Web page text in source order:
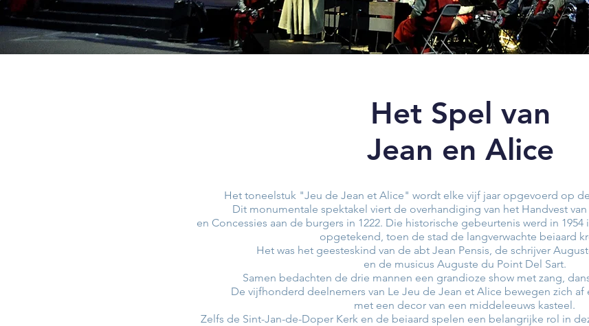
Het Spel van
Jean en Alice
Het toneelstuk "Jeu de Jean et Alice" wordt elke vijf jaar opgevoerd op
Dit monumentale spektakel viert de overhandiging van het Handvest
en Concessies aan de burgers in 1222. Die historische gebeurtenis werd in
opgetekend, toen de stad de langverwachte beiaard
Het was het geesteskind van de abt Jean Pensis, de schrijver
en de musicus Auguste du Point Del Sart.
Samen bedachten de drie mannen een grandioze show met zang,
De vijfhonderd deelnemers van Le Jeu de Jean et Alice bewegen zich
met een decor van een middeleeuws kasteel.
Zelfs de Sint-Jan-de-Doper Kerk en de beiaard spelen een belangrijke rol in